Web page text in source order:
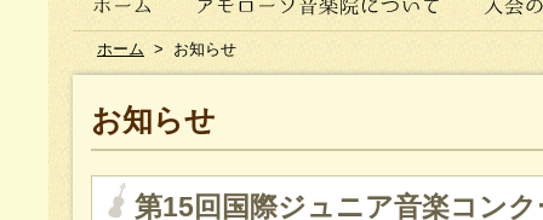
ホーム > お知らせ
お知らせ
第15回国際ジュニア音楽コン